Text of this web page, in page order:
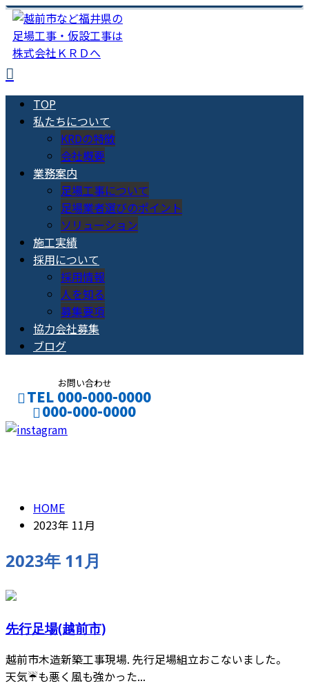
TOP
私たちについて
KRDの特徴
会社概要
業務案内
足場工事について
足場業者選びのポイント
ソリューション
施工実績
採用について
採用情報
人を知る
募集要項
協力会社募集
ブログ
お問い合わせ
TEL 000-000-0000
000-000-0000
HOME
2023年 11月
2023年 11月
先行足場(越前市)
越前市木造新築工事現場. 先行足場組立おこないました。
天気☔️も悪く風も強かった...